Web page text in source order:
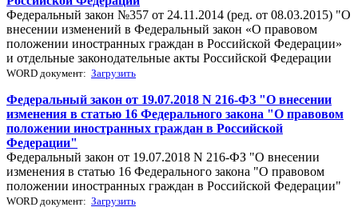
Федеральный закон №357 от 24.11.2014 (ред. от 08.03.2015) "О
внесении изменений в Федеральный закон «О правовом
положении иностранных граждан в Российской Федерации»
и отдельные законодательные акты Российской Федерации
WORD документ: Загрузить
Федеральный закон от 19.07.2018 N 216-ФЗ "О внесении
изменения в статью 16 Федерального закона "О правовом
положении иностранных граждан в Российской
Федерации"
Федеральный закон от 19.07.2018 N 216-ФЗ "О внесении
изменения в статью 16 Федерального закона "О правовом
положении иностранных граждан в Российской Федерации"
WORD документ: Загрузить